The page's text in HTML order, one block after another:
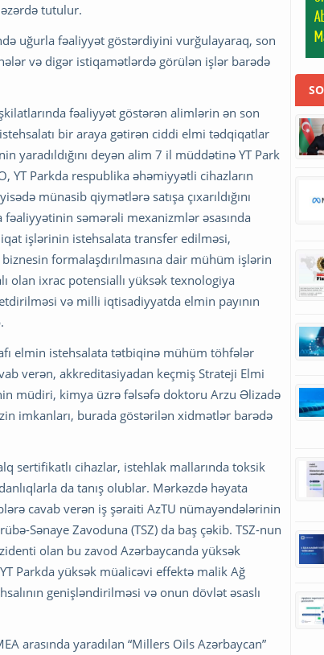
tutulur.
uğurla fəaliyyət göstərdiyini vurğulayaraq, son
və digər istiqamətlərdə görülən işlər barədə
fəaliyyət göstərən alimlərin ən son
bir araya gətirən ciddi elmi tədqiqatlar
yaradıldığını deyən alim 7 il müddətinə YT Park
Parkda respublika əhəmiyyətli cihazların
münasib qiymətlərə satışa çıxarıldığını
səmərəli mexanizmlər əsasında
işlərinin istehsalata transfer edilməsi,
formalaşdırılmasına dair mühüm işlərin
olan ixrac potensiallı yüksək texnologiya
etdirilməsi və milli iqtisadiyyatda elmin payının
elmin istehsalata tətbiqinə mühüm töhfələr
verən, akkreditasiyadan keçmiş Strateji Elmi
müdiri, kimya üzrə fəlsəfə doktoru Arzu Əlizadə
imkanları, burada göstərilən xidmətlər barədə
sertifikatlı cihazlar, istehlak mallarında toksik
da tanış olublar. Mərkəzdə həyata
cavab verən iş şəraiti AzTU nümayəndələrinin
Sənaye Zavoduna (TSZ) da baş çəkib. TSZ-nun
olan bu zavod Azərbaycanda yüksək
Parkda yüksək müalicəvi effektə malik Ağ
genişləndirilməsi və onun dövlət əsaslı
arasında yaradılan “Millers Oils Azərbaycan”